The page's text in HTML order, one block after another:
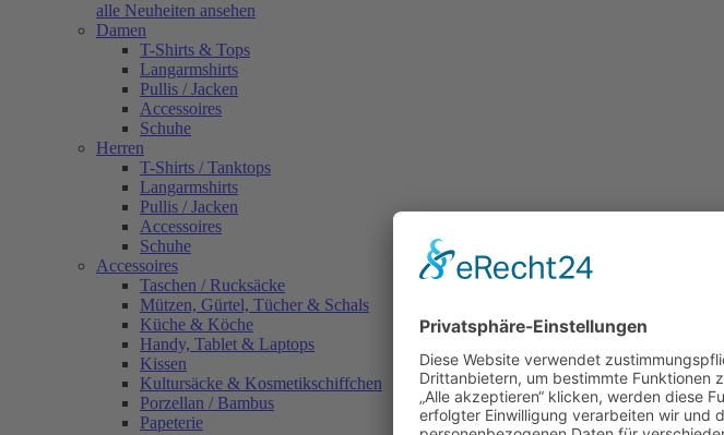
alle Neuheiten ansehen
Damen
T-Shirts & Tops
Langarmshirts
Pullis / Jacken
Accessoires
Schuhe
Herren
T-Shirts / Tanktops
Langarmshirts
Pullis / Jacken
Accessoires
Schuhe
Accessoires
Taschen / Rucksäcke
Mützen, Gürtel, Tücher & Schals
Küche & Köche
Handy, Tablet & Laptops
Kissen
Kultursäcke & Kosmetikschiffchen
Porzellan / Bambus
Papeterie